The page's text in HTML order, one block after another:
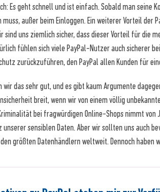
Es geht schnell und ist einfach. Sobald man
muss, außer beim Einloggen. Ein weiterer Vorteil
sind uns ziemlich sicher, dass dieser Vorteil für die
fühlen sich viele PayPal-Nutzer auch sicherer
zurückzuführen, den PayPal allen Kunden für
wir das sehr gut, und es gibt kaum Argumente
breit, wenn wir von einem völlig
bei fragwürdigen Online-Shops nimmt
sensiblen Daten. Aber wir sollten uns auch
größten Datenhändlern weltweit. Dennoch haben